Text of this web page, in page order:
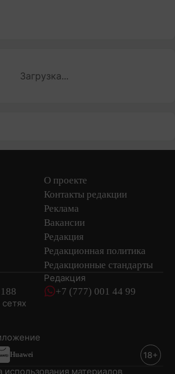
Загрузка...
О проекте
Контакты редакции
Реклама
Вакансии
Редакция
Редакционная политика
Редакционные стандарты
Редакция
+7 (777) 001 44 99
новостей
Huawei
использования материалов